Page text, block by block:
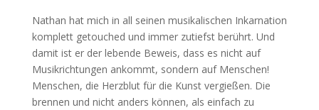
Nathan hat mich in all seinen musikalischen Inkarnation
komplett getouched und immer zutiefst berührt. Und
damit ist er der lebende Beweis, dass es nicht auf
Musikrichtungen ankommt, sondern auf Menschen!
Menschen, die Herzblut für die Kunst vergießen. Die
brennen und nicht anders können, als einfach zu